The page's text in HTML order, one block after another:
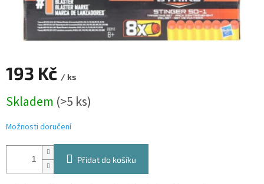
193 Kč / ks
cena:
Skladem (>5 ks)
Možnosti doručení
Přidat do košíku